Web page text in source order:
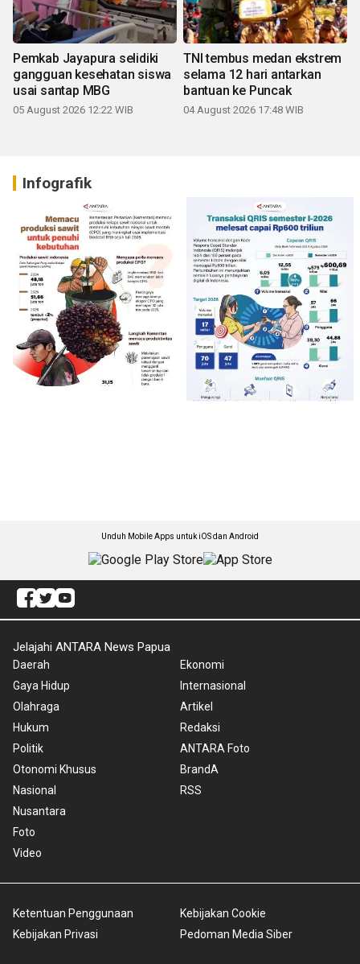
Pemkab Jayapura selidiki
gangguan kesehatan siswa
usai santap MBG
05 August 2026 12:22 WIB
TNI tembus medan ekstrem
selama 12 hari antarkan
bantuan ke Puncak
04 August 2026 17:48 WIB
Infografik
Unduh Mobile Apps untuk iOS dan Android
Jelajahi ANTARA News Papua
Daerah
Gaya Hidup
Olahraga
Hukum
Politik
Otonomi Khusus
Nasional
Nusantara
Foto
Video
Ekonomi
Internasional
Artikel
Redaksi
ANTARA Foto
BrandA
RSS
Ketentuan Penggunaan
Kebijakan Privasi
Kebijakan Cookie
Pedoman Media Siber